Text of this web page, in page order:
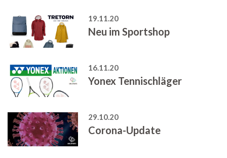
19.11.20
Neu im Sportshop
16.11.20
Yonex Tennischläger
29.10.20
Corona-Update